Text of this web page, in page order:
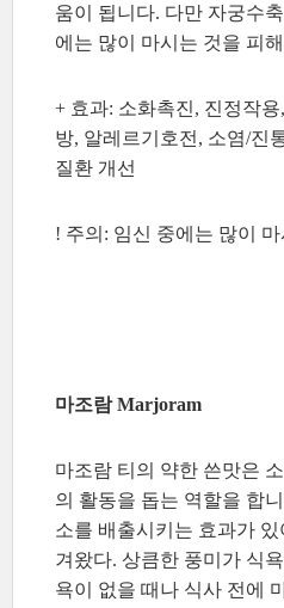
움이 됩니다. 다만 자궁수
에는 많이 마시는 것을 피
+ 효과: 소화촉진, 진정작
방, 알레르기호전, 소염/진
질환 개선
! 주의: 임신 중에는 많이
마조람 Marjoram
마조람 티의 약한 쓴맛은
의 활동을 돕는 역할을 합
소를 배출시키는 효과가
겨왔다. 상큼한 풍미가 식
욕이 없을 때나 식사 전에